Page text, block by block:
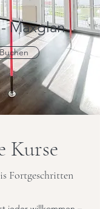
Maxglan
Kurse
Fortgeschritten